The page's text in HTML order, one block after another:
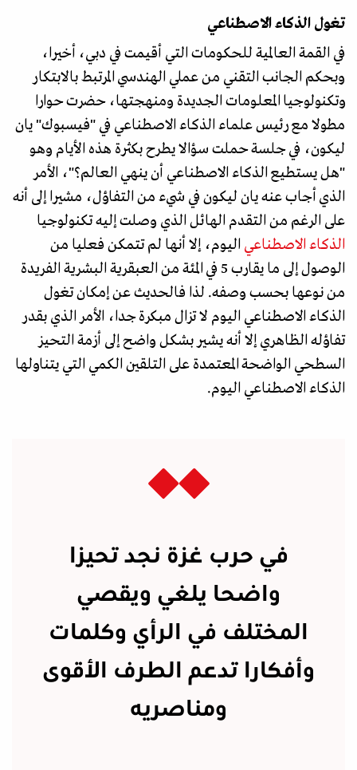
تغول الذكاء الاصطناعي
في القمة العالمية للحكومات التي أقيمت في دبي، أخيرا،
وبحكم الجانب التقني من عملي الهندسي المرتبط بالابتكار
وتكنولوجيا المعلومات الجديدة ومنهجتها، حضرت حوارا
مطولا مع رئيس علماء الذكاء الاصطناعي في "فيسبوك" يان
ليكون، في جلسة حملت سؤالا يطرح بكثرة هذه الأيام وهو
"هل يستطيع الذكاء الاصطناعي أن ينهي العالم؟"، الأمر
الذي أجاب عنه يان ليكون في شيء من التفاؤل، مشيرا إلى أنه
على الرغم من التقدم الهائل الذي وصلت إليه تكنولوجيا
الذكاء الاصطناعي اليوم، إلا أنها لم تتمكن فعليا من
الوصول إلى ما يقارب 5 في المئة من العبقرية البشرية الفريدة
من نوعها بحسب وصفه. لذا فالحديث عن إمكان تغول
الذكاء الاصطناعي اليوم لا تزال مبكرة جدا، الأمر الذي بقدر
تفاؤله الظاهري إلا أنه يشير بشكل واضح إلى أزمة التحيز
السطحي الواضحة المعتمدة على التلقين الكمي التي يتناولها
الذكاء الاصطناعي اليوم.
في حرب غزة نجد تحيزا
واضحا يلغي ويقصي
المختلف في الرأي وكلمات
وأفكارا تدعم الطرف الأقوى
ومناصريه